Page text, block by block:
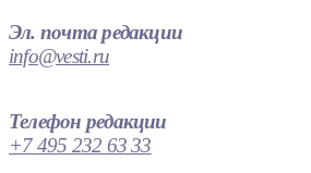
Эл. почта редакции
info@vesti.ru
Телефон редакции
+7 495 232 63 33